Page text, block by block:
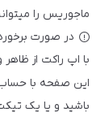
ماجوریس را
در صورت
با اپ راکت از
این صفحه با
باشید و یا یک